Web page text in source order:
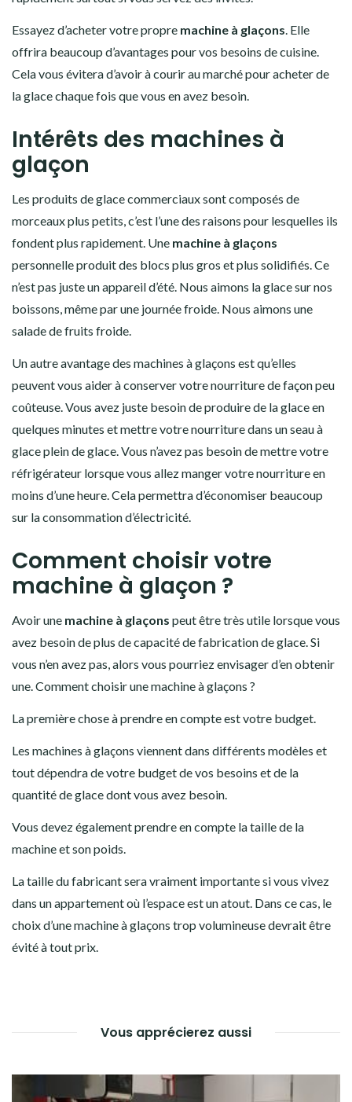
Essayez d’acheter votre propre machine à glaçons . Elle
offrira beaucoup d’avantages pour vos besoins de cuisine.
Cela vous évitera d’avoir à courir au marché pour acheter de
la glace chaque fois que vous en avez besoin.
Intérêts des machines à
glaçon
Les produits de glace commerciaux sont composés de
morceaux plus petits, c’est l’une des raisons pour lesquelles ils
fondent plus rapidement. Une machine à glaçons
personnelle produit des blocs plus gros et plus solidifiés. Ce
n’est pas juste un appareil d’été. Nous aimons la glace sur nos
boissons, même par une journée froide. Nous aimons une
salade de fruits froide.
Un autre avantage des machines à glaçons est qu’elles
peuvent vous aider à conserver votre nourriture de façon peu
coûteuse. Vous avez juste besoin de produire de la glace en
quelques minutes et mettre votre nourriture dans un seau à
glace plein de glace. Vous n’avez pas besoin de mettre votre
réfrigérateur lorsque vous allez manger votre nourriture en
moins d’une heure. Cela permettra d’économiser beaucoup
sur la consommation d’électricité.
Comment choisir votre
machine à glaçon ?
Avoir une machine à glaçons peut être très utile lorsque vous
avez besoin de plus de capacité de fabrication de glace. Si
vous n’en avez pas, alors vous pourriez envisager d’en obtenir
une. Comment choisir une machine à glaçons ?
La première chose à prendre en compte est votre budget.
Les machines à glaçons viennent dans différents modèles et
tout dépendra de votre budget de vos besoins et de la
quantité de glace dont vous avez besoin.
Vous devez également prendre en compte la taille de la
machine et son poids.
La taille du fabricant sera vraiment importante si vous vivez
dans un appartement où l’espace est un atout. Dans ce cas, le
choix d’une machine à glaçons trop volumineuse devrait être
évité à tout prix.
Vous apprécierez aussi